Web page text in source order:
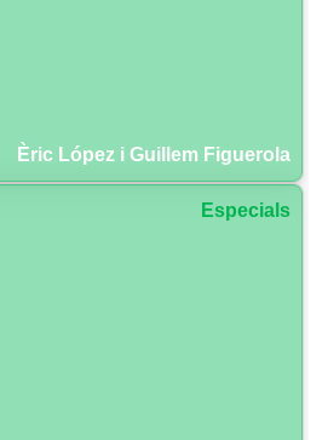
Èric López i Guillem Figuerola
Especials